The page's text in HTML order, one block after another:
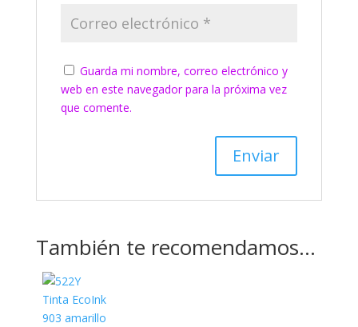
Guarda mi nombre, correo electrónico y
web en este navegador para la próxima vez
que comente.
También te recomendamos…